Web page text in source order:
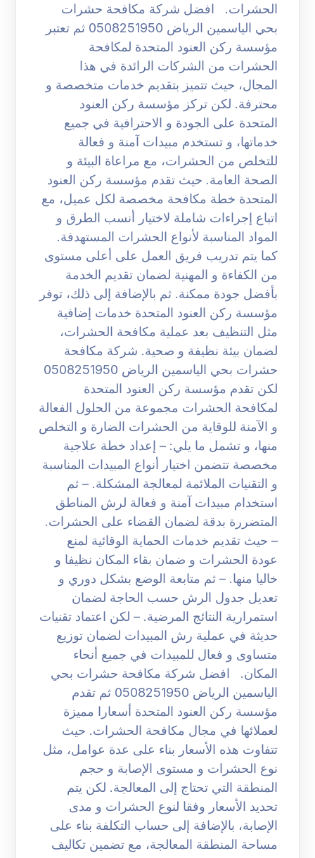
الحشرات. افضل شركة مكافحة حشرات
بحي الياسمين الرياض 0508251950 ثم تعتبر
مؤسسة ركن العنود المتحدة لمكافحة
الحشرات من الشركات الرائدة في هذا
المجال، حيث تتميز بتقديم خدمات متخصصة و
محترفة. لكن تركز مؤسسة ركن العنود
المتحدة على الجودة و الاحترافية في جميع
خدماتها، و تستخدم مبيدات آمنة و فعالة
للتخلص من الحشرات، مع مراعاة البيئة و
الصحة العامة. حيث تقدم مؤسسة ركن العنود
المتحدة خطة مكافحة مخصصة لكل عميل، مع
اتباع إجراءات شاملة لاختيار أنسب الطرق و
المواد المناسبة لأنواع الحشرات المستهدفة.
كما يتم تدريب فريق العمل على أعلى مستوى
من الكفاءة و المهنية لضمان تقديم الخدمة
بأفضل جودة ممكنة. ثم بالإضافة إلى ذلك، توفر
مؤسسة ركن العنود المتحدة خدمات إضافية
مثل التنظيف بعد عملية مكافحة الحشرات،
لضمان بيئة نظيفة و صحية. شركة مكافحة
حشرات بحي الياسمين الرياض 0508251950
لكن تقدم مؤسسة ركن العنود المتحدة
لمكافحة الحشرات مجموعة من الحلول الفعالة
و الآمنة للوقاية من الحشرات الضارة و التخلص
منها، و تشمل ما يلي: – إعداد خطة علاجية
مخصصة تتضمن اختيار أنواع المبيدات المناسبة
و التقنيات الملائمة لمعالجة المشكلة. – ثم
استخدام مبيدات آمنة و فعالة لرش المناطق
المتضررة بدقة لضمان القضاء على الحشرات.
– حيث تقديم خدمات الحماية الوقائية لمنع
عودة الحشرات و ضمان بقاء المكان نظيفا و
خاليا منها. – ثم متابعة الوضع بشكل دوري و
تعديل جدول الرش حسب الحاجة لضمان
استمرارية النتائج المرضية. – لكن اعتماد تقنيات
حديثة في عملية رش المبيدات لضمان توزيع
متساوى و فعال للمبيدات في جميع أنحاء
المكان. افضل شركة مكافحة حشرات بحي
الياسمين الرياض 0508251950 ثم تقدم
مؤسسة ركن العنود المتحدة أسعارا مميزة
لعملائها في مجال مكافحة الحشرات. حيث
تتفاوت هذه الأسعار بناء على عدة عوامل، مثل
نوع الحشرات و مستوى الإصابة و حجم
المنطقة التي تحتاج إلى المعالجة. لكن يتم
تحديد الأسعار وفقا لنوع الحشرات و مدى
الإصابة، بالإضافة إلى حساب التكلفة بناء على
مساحة المنطقة المعالجة، مع تضمين تكاليف